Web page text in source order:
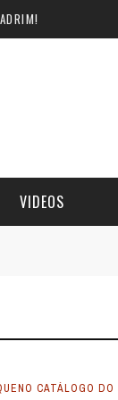
VIDEOS
CATÁLOGO DO